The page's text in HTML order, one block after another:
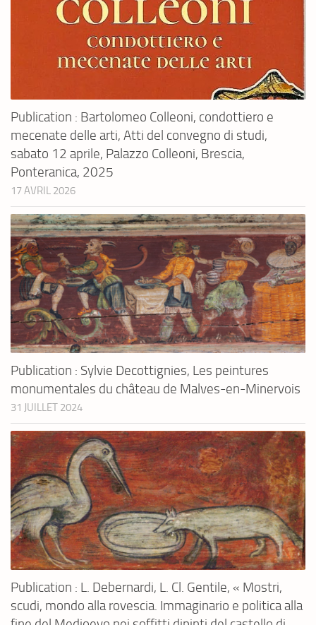
Publication : Bartolomeo Colleoni, condottiero e
mecenate delle arti, Atti del convegno di studi,
sabato 12 aprile, Palazzo Colleoni, Brescia,
Ponteranica, 2025
17 AVRIL 2026
Publication : Sylvie Decottignies, Les peintures
monumentales du château de Malves-en-Minervois
31 JUILLET 2024
Publication : L. Debernardi, L. Cl. Gentile, « Mostri,
scudi, mondo alla rovescia. Immaginario e politica alla